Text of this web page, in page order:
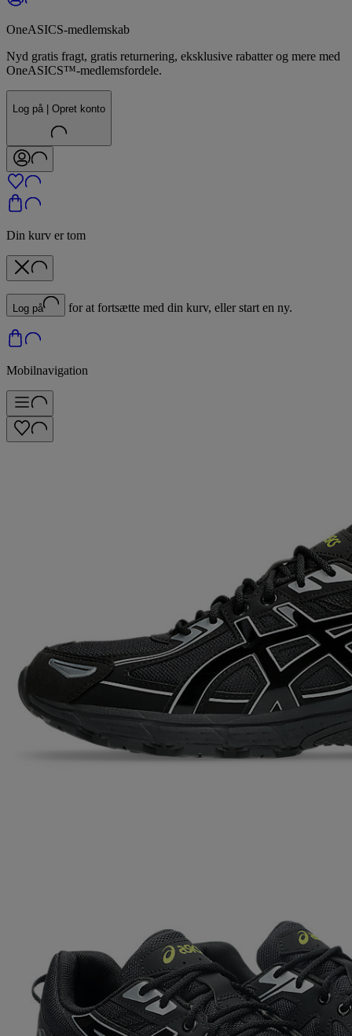
OneASICS-medlemskab
Nyd gratis fragt, gratis returnering, eksklusive rabatter og mere med
OneASICS™-medlemsfordele.
Log på | Opret konto
Din kurv er tom
Log på for at fortsætte med din kurv, eller start en ny.
Mobilnavigation